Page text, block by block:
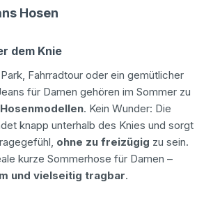
Hosen
dem Knie
Fahrradtour oder ein gemütlicher
für Damen gehören im Sommer zu
. Kein Wunder: Die
knapp unterhalb des Knies und sorgt
ohne zu freizügig zu sein.
kurze Sommerhose für Damen –
und vielseitig tragbar.